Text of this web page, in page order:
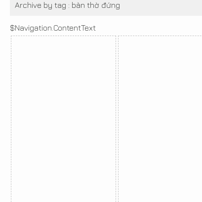
Archive by tag : bàn thờ đứng
$Navigation.ContentText